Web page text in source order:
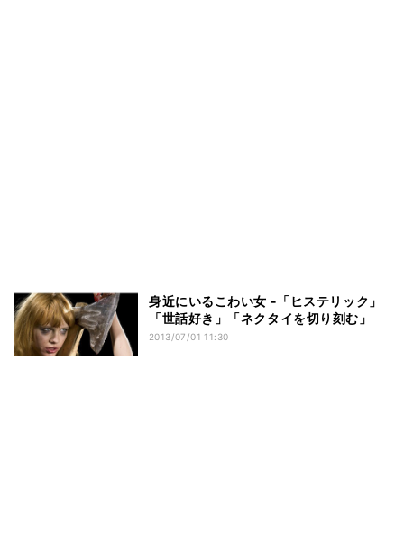
身近にいるこわい女 -「ヒステリック」
「世話好き」「ネクタイを切り刻む」
2013/07/01 11:30